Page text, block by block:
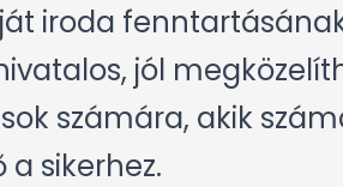
iroda
jól
számára, akik
sikerhez.